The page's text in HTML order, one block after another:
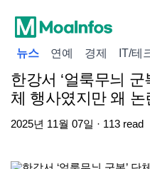
뉴스 연예 경제 IT/테
한강서 ‘얼룩무늬
체 행사였지만 왜
2025년 11월 07일 · 113 read